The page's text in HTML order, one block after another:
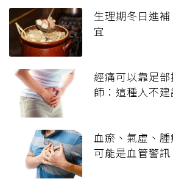
生理期冬日進
宜
經痛可以靠足
師：這種人不建
血瘀、氣虛、
可能是血管警訊